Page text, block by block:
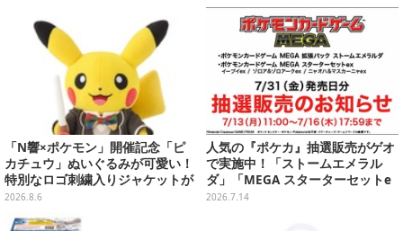
「N響×ポケモン」開催記念「ピ
カチュウ」ぬいぐるみが可愛い！
特別なロゴ刺繍入りジャケットが
オシャレ
2026.8.6
人気の『ポケカ』抽選販売がゲオ
で実施中！「ストームエメラル
ダ」「MEGA スターターセットe
x」各種の全4商品
2026.7.14